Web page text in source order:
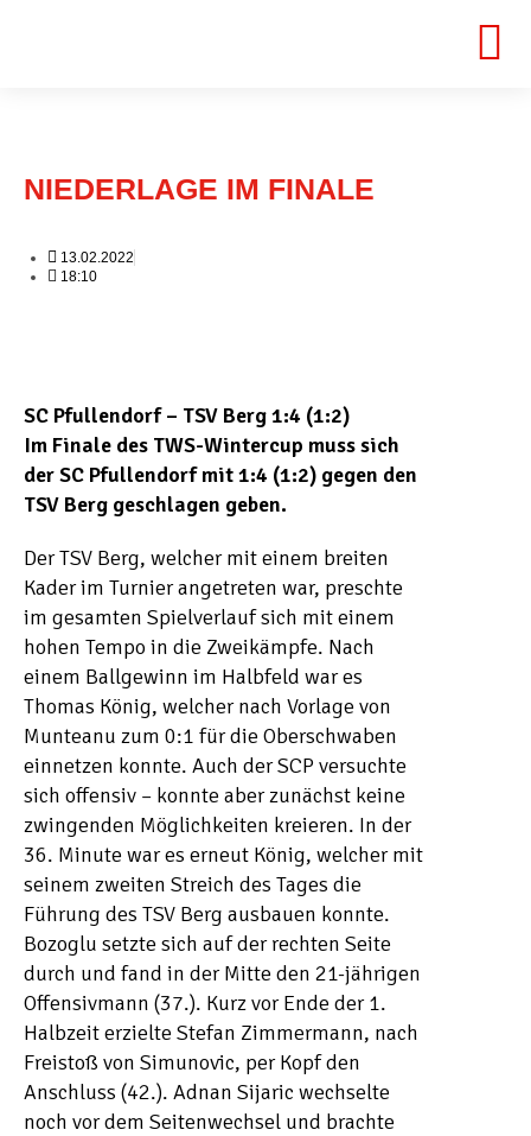
NIEDERLAGE IM FINALE
13.02.2022
18:10
SC Pfullendorf – TSV Berg 1:4 (1:2)
Im Finale des TWS-Wintercup muss sich
der SC Pfullendorf mit 1:4 (1:2) gegen den
TSV Berg geschlagen geben.
Der TSV Berg, welcher mit einem breiten
Kader im Turnier angetreten war, preschte
im gesamten Spielverlauf sich mit einem
hohen Tempo in die Zweikämpfe. Nach
einem Ballgewinn im Halbfeld war es
Thomas König, welcher nach Vorlage von
Munteanu zum 0:1 für die Oberschwaben
einnetzen konnte. Auch der SCP versuchte
sich offensiv – konnte aber zunächst keine
zwingenden Möglichkeiten kreieren. In der
36. Minute war es erneut König, welcher mit
seinem zweiten Streich des Tages die
Führung des TSV Berg ausbauen konnte.
Bozoglu setzte sich auf der rechten Seite
durch und fand in der Mitte den 21-jährigen
Offensivmann (37.). Kurz vor Ende der 1.
Halbzeit erzielte Stefan Zimmermann, nach
Freistoß von Simunovic, per Kopf den
Anschluss (42.). Adnan Sijaric wechselte
noch vor dem Seitenwechsel und brachte